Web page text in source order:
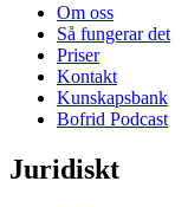
Om oss
Så fungerar det
Priser
Kontakt
Kunskapsbank
Bofrid Podcast
Juridiskt